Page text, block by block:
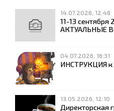
14.07.2026, 12:48
11-13 сентября
АКТУАЛЬНЫЕ
04.07.2026, 16:31
ИНСТРУКЦИЯ
13.05.2026, 12:10
Директорская